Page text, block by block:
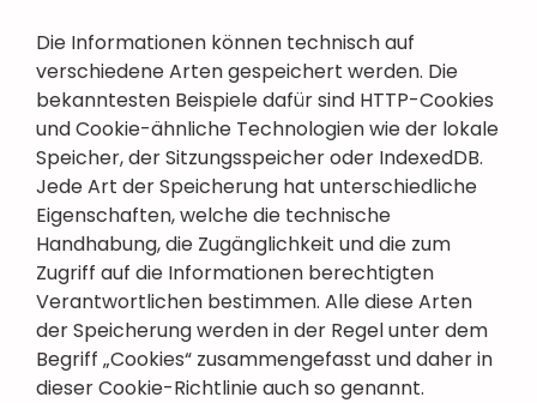
Die Informationen können technisch auf
verschiedene Arten gespeichert werden. Die
bekanntesten Beispiele dafür sind HTTP-Cookies
und Cookie-ähnliche Technologien wie der lokale
Speicher, der Sitzungsspeicher oder IndexedDB.
Jede Art der Speicherung hat unterschiedliche
Eigenschaften, welche die technische
Handhabung, die Zugänglichkeit und die zum
Zugriff auf die Informationen berechtigten
Verantwortlichen bestimmen. Alle diese Arten
der Speicherung werden in der Regel unter dem
Begriff „Cookies“ zusammengefasst und daher in
dieser Cookie-Richtlinie auch so genannt.